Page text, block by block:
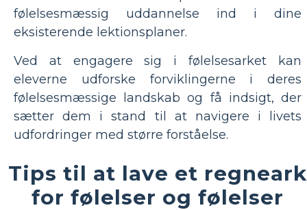
følelsesmæssig uddannelse ind i dine
eksisterende lektionsplaner.
Ved at engagere sig i følelsesarket kan
eleverne udforske forviklingerne i deres
følelsesmæssige landskab og få indsigt, der
sætter dem i stand til at navigere i livets
udfordringer med større forståelse.
Tips til at lave et regneark
for følelser og følelser